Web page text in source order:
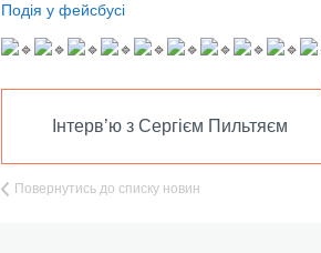
Подія у фейсбусі
Інтерв’ю з Сергієм Пильтяєм
Повернутись до списку новин